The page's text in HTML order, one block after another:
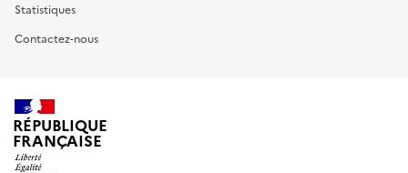
Statistiques
Contactez-nous
RÉPUBLIQUE
FRANÇAISE